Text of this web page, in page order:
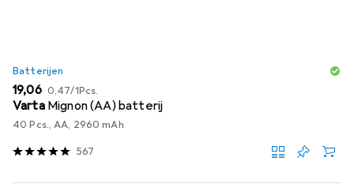
Batterijen
EUR
19,06 EUR
0,47/1Pcs.
Varta Mignon (AA) batterij
40 Pcs., AA, 2960 mAh
567